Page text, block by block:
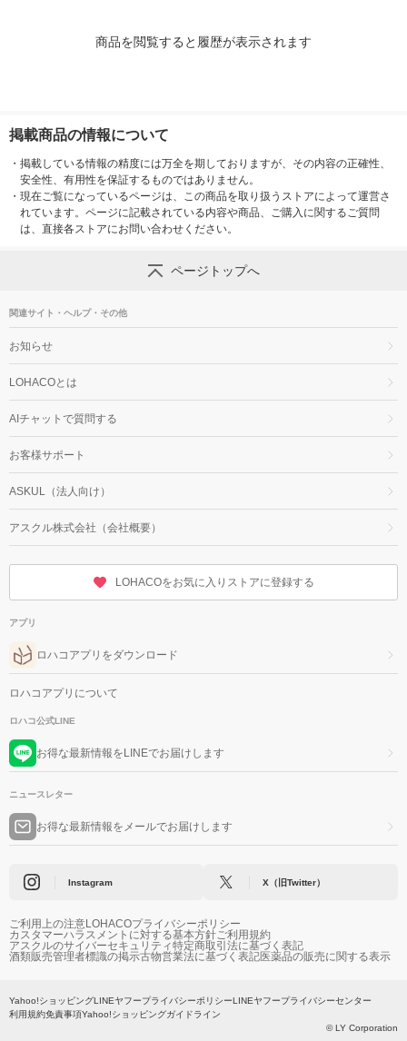
商品を閲覧すると履歴が表示されます
掲載商品の情報について
・ 掲載している情報の精度には万全を期しておりますが、その内容の正確性、
安全性、有用性を保証するものではありません。
・ 現在ご覧になっているページは、この商品を取り扱うストアによって運営さ
れています。ページに記載されている内容や商品、ご購入に関するご質問
は、直接各ストアにお問い合わせください。
ページトップへ
関連サイト・ヘルプ・その他
お知らせ
LOHACOとは
AIチャットで質問する
お客様サポート
ASKUL（法人向け）
アスクル株式会社（会社概要）
LOHACOをお気に入りストアに登録する
アプリ
ロハコアプリをダウンロード
ロハコアプリについて
ロハコ公式LINE
お得な最新情報をLINEでお届けします
ニュースレター
お得な最新情報をメールでお届けします
Instagram X（旧Twitter）
ご利用上の注意LOHACOプライバシーポリシー
カスタマーハラスメントに対する基本方針ご利用規約
アスクルのサイバーセキュリティ特定商取引法に基づく表記
酒類販売管理者標識の掲示古物営業法に基づく表記医薬品の販売に関する表示
Yahoo!ショッピングLINEヤフープライバシーポリシーLINEヤフープライバシーセンター
利用規約免責事項Yahoo!ショッピングガイドライン
© LY Corporation